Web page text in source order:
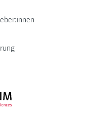
FH JOANNEUM Logo